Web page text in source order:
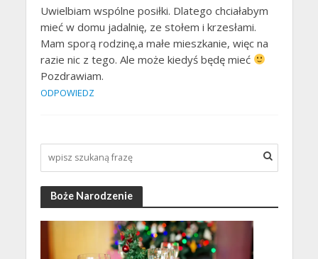
Uwielbiam wspólne posiłki. Dlatego chciałabym
mieć w domu jadalnię, ze stołem i krzesłami.
Mam sporą rodzinę,a małe mieszkanie, więc na
razie nic z tego. Ale może kiedyś będę mieć
Pozdrawiam.
ODPOWIEDZ
Boże Narodzenie